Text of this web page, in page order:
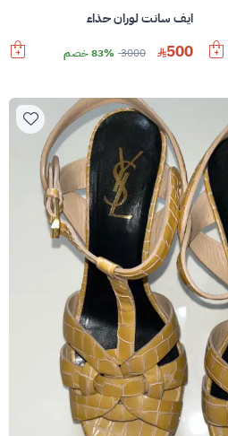
ايف سانت لوران حذاء
500
3000 83% خصم